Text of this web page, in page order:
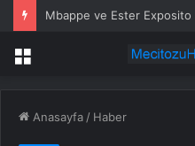
Menü
Anasayfa / Haber